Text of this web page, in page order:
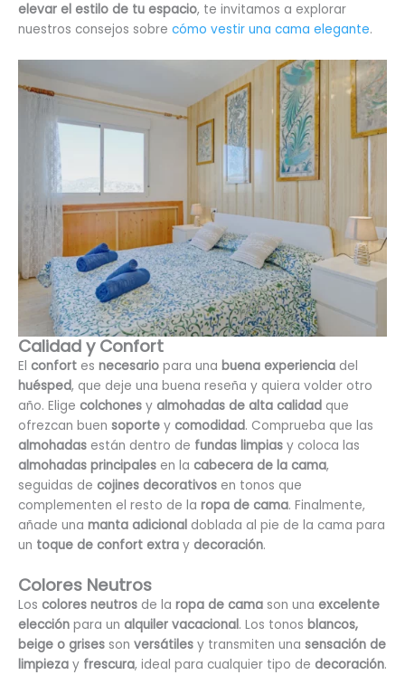
elevar el estilo de tu espacio, te invitamos a explorar
nuestros consejos sobre cómo vestir una cama elegante.
Calidad y Confort
El confort es necesario para una buena experiencia del
huésped, que deje una buena reseña y quiera volder otro
año. Elige colchones y almohadas de alta calidad que
ofrezcan buen soporte y comodidad. Comprueba que las
almohadas están dentro de fundas limpias y coloca las
almohadas principales en la cabecera de la cama,
seguidas de cojines decorativos en tonos que
complementen el resto de la ropa de cama. Finalmente,
añade una manta adicional doblada al pie de la cama para
un toque de confort extra y decoración.
Colores Neutros
Los colores neutros de la ropa de cama son una excelente
elección para un alquiler vacacional. Los tonos blancos,
beige o grises son versátiles y transmiten una sensación de
limpieza y frescura, ideal para cualquier tipo de decoración.